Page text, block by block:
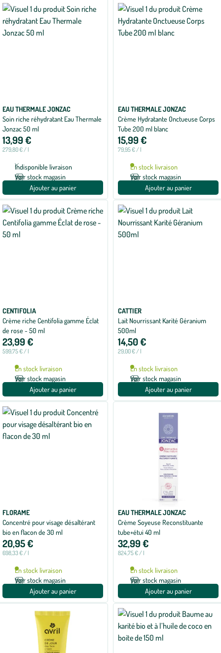
EAU THERMALE JONZAC
Soin riche réhydratant Eau Thermale
Jonzac 50 ml
13,99 €
279,80 € / l
Indisponible livraison
Voir stock magasin
Ajouter au panier
EAU THERMALE JONZAC
Crème Hydratante Onctueuse Corps
Tube 200 ml blanc
15,99 €
79,95 € / l
En stock livraison
Voir stock magasin
Ajouter au panier
CENTIFOLIA
Crème riche Centifolia gamme Éclat
de rose - 50 ml
23,99 €
599,75 € / l
En stock livraison
Voir stock magasin
Ajouter au panier
CATTIER
Lait Nourrissant Karité Géranium
500ml
14,50 €
29,00 € / l
En stock livraison
Voir stock magasin
Ajouter au panier
FLORAME
Concentré pour visage désaltérant
bio en flacon de 30 ml
20,95 €
698,33 € / l
En stock livraison
Voir stock magasin
Ajouter au panier
EAU THERMALE JONZAC
Crème Soyeuse Reconstituante
tube+étui 40 ml
32,99 €
824,75 € / l
En stock livraison
Voir stock magasin
Ajouter au panier